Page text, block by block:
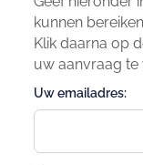
kunnen
Klik daarna op
uw aanvraag te
Uw emailadres: